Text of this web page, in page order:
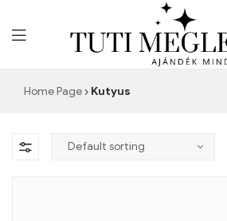
The
Home Page Kutyus